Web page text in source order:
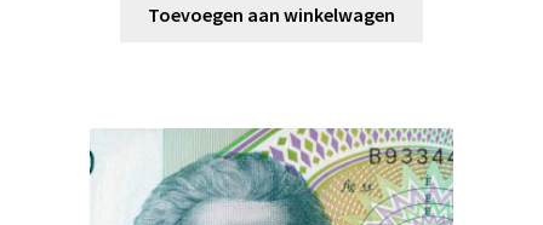
Toevoegen aan winkelwagen